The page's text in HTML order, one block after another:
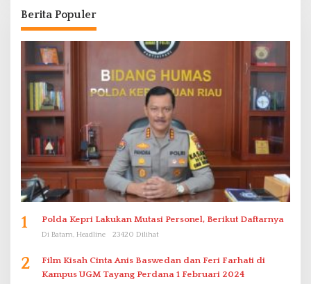
Berita Populer
1 Polda Kepri Lakukan Mutasi Personel, Berikut Daftarnya
Di Batam, Headline 23420 Dilihat
2
Film Kisah Cinta Anis Baswedan dan Feri Farhati di
Kampus UGM Tayang Perdana 1 Februari 2024